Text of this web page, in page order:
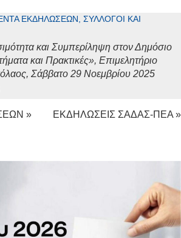
ΕΚΔΗΛΏΣΕΩΝ, ΣΎΛΛΟΓΟΙ ΚΑΙ
και Συμπερίληψη στον Δημόσιο
και Πρακτικές», Επιμελητήριο
Σάββατο 29 Νοεμβρίου 2025
» ΕΚΔΗΛΩΣΕΙΣ ΣΑΔΑΣ-ΠΕΑ »